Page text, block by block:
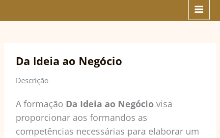
Da Ideia ao Negócio
Descrição
A formação Da Ideia ao Negóciovisa
proporcionar aos formandos as
competências necessárias para elaborar um